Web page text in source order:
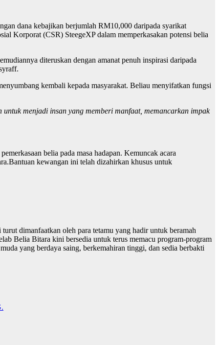
dana kebajikan berjumlah RM10,000 daripada syarikat
Korporat (CSR) SteegeXP dalam memperkasakan potensi belia
diteruskan dengan amanat penuh inspirasi daripada
kembali kepada masyarakat. Beliau menyifatkan fungsi
menjadi insan yang memberi manfaat, memancarkan impak
belia pada masa hadapan. Kemuncak acara
kewangan ini telah dizahirkan khusus untuk
dimanfaatkan oleh para tetamu yang hadir untuk beramah
Belia Bitara kini bersedia untuk terus memacu program-program
yang berdaya saing, berkemahiran tinggi, dan sedia berbakti